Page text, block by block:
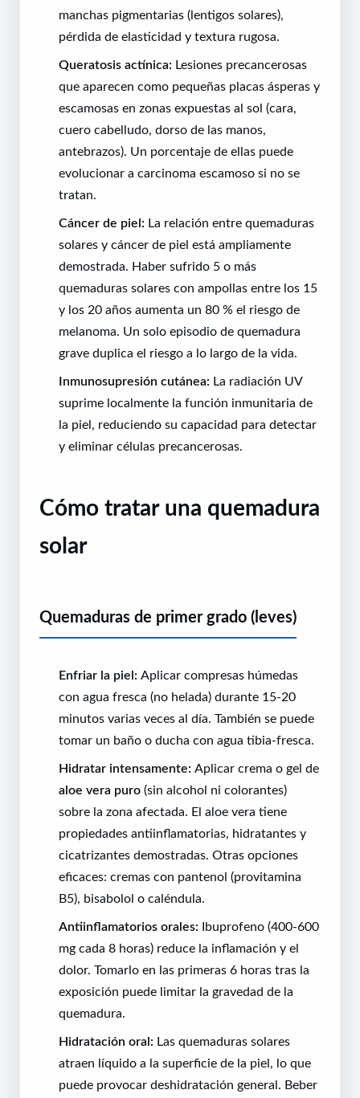
manchas pigmentarias (lentigos solares),
pérdida de elasticidad y textura rugosa.
Queratosis actínica: Lesiones precancerosas
que aparecen como pequeñas placas ásperas y
escamosas en zonas expuestas al sol (cara,
cuero cabelludo, dorso de las manos,
antebrazos). Un porcentaje de ellas puede
evolucionar a carcinoma escamoso si no se
tratan.
Cáncer de piel: La relación entre quemaduras
solares y cáncer de piel está ampliamente
demostrada. Haber sufrido 5 o más
quemaduras solares con ampollas entre los 15
y los 20 años aumenta un 80 % el riesgo de
melanoma. Un solo episodio de quemadura
grave duplica el riesgo a lo largo de la vida.
Inmunosupresión cutánea: La radiación UV
suprime localmente la función inmunitaria de
la piel, reduciendo su capacidad para detectar
y eliminar células precancerosas.
Cómo tratar una quemadura
solar
Quemaduras de primer grado (leves)
Enfriar la piel: Aplicar compresas húmedas
con agua fresca (no helada) durante 15-20
minutos varias veces al día. También se puede
tomar un baño o ducha con agua tibia-fresca.
Hidratar intensamente: Aplicar crema o gel de
aloe vera puro (sin alcohol ni colorantes)
sobre la zona afectada. El aloe vera tiene
propiedades antiinflamatorias, hidratantes y
cicatrizantes demostradas. Otras opciones
eficaces: cremas con pantenol (provitamina
B5), bisabolol o caléndula.
Antiinflamatorios orales: Ibuprofeno (400-600
mg cada 8 horas) reduce la inflamación y el
dolor. Tomarlo en las primeras 6 horas tras la
exposición puede limitar la gravedad de la
quemadura.
Hidratación oral: Las quemaduras solares
atraen líquido a la superficie de la piel, lo que
puede provocar deshidratación general. Beber